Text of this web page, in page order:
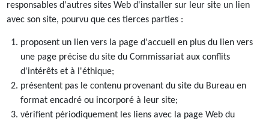
responsables d'autres sites Web d'installer sur leur site un lien
avec son site, pourvu que ces tierces parties :
proposent un lien vers la page d'accueil en plus du lien vers
une page précise du site du Commissariat aux conflits
d'intérêts et à l'éthique;
présentent pas le contenu provenant du site du Bureau en
format encadré ou incorporé à leur site;
vérifient périodiquement les liens avec la page Web du